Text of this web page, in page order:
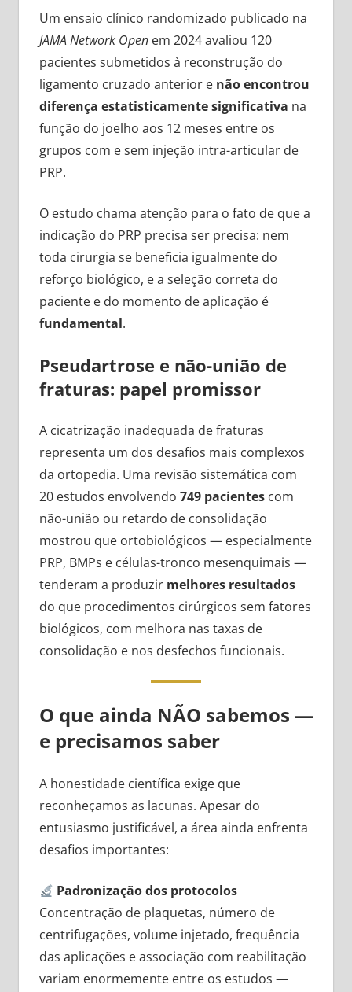
Um ensaio clínico randomizado publicado na
JAMA Network Openem 2024 avaliou 120
pacientes submetidos à reconstrução do
ligamento cruzado anterior e não encontrou
diferença estatisticamente significativa na
função do joelho aos 12 meses entre os
grupos com e sem injeção intra-articular de
PRP.
O estudo chama atenção para o fato de que a
indicação do PRP precisa ser precisa: nem
toda cirurgia se beneficia igualmente do
reforço biológico, e a seleção correta do
paciente e do momento de aplicação é
fundamental.
Pseudartrose e não-união de
fraturas: papel promissor
A cicatrização inadequada de fraturas
representa um dos desafios mais complexos
da ortopedia. Uma revisão sistemática com
20 estudos envolvendo 749 pacientescom
não-união ou retardo de consolidação
mostrou que ortobiológicos — especialmente
PRP, BMPs e células-tronco mesenquimais —
tenderam a produzir melhores resultados
do que procedimentos cirúrgicos sem fatores
biológicos, com melhora nas taxas de
consolidação e nos desfechos funcionais.
O que ainda NÃO sabemos —
e precisamos saber
A honestidade científica exige que
reconheçamos as lacunas. Apesar do
entusiasmo justificável, a área ainda enfrenta
desafios importantes:
Padronização dos protocolos
Concentração de plaquetas, número de
centrifugações, volume injetado, frequência
das aplicações e associação com reabilitação
variam enormemente entre os estudos —